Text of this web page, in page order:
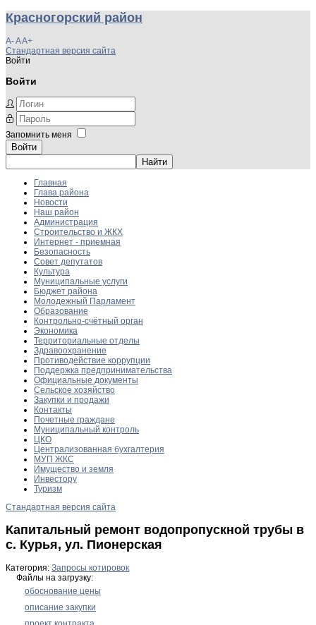
Красногорский район
A-AA+
Стандартная версия сайта
Войти
Войти
Запомнить меня
Войти
Главная
Глава района
Новости
Наш район
Администрация
Строительство и ЖКХ
Интернет - приемная
Безопасность
Совет депутатов
Культура
Муниципальные услуги
Бюджет района
Молодежный Парламент
Образование
Контрольно-счётный орган
Экономика
Территориальные отделы
Здравоохранение
Противодействие коррупции
Поддержка предпринимательства
Официальные документы
Сельское хозяйство
Закупки и продажи
Контакты
Почетные граждане
Муниципальный контроль
ЦКО
Централизованная бухгалтерия
МУП ЖКС
Имущество и земля
Инвестору
Туризм
Стандартная версия сайта
Капитальный ремонт водопропускной трубы в
с. Курья, ул. Пионерская
Категория: Запросы котировок
Файлы на загрузку:
обоснование цены
описание закупки